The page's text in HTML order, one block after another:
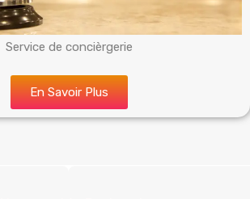
Service de concièrgerie
En Savoir Plus